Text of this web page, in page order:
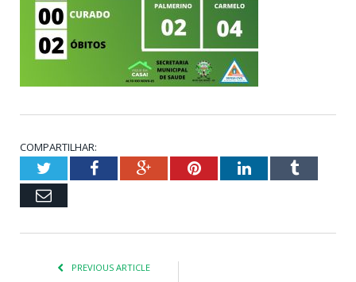
COMPARTILHAR:
TwitterFacebookGoogle+PinterestLinkedInTumblr
Email
PREVIOUS ARTICLE